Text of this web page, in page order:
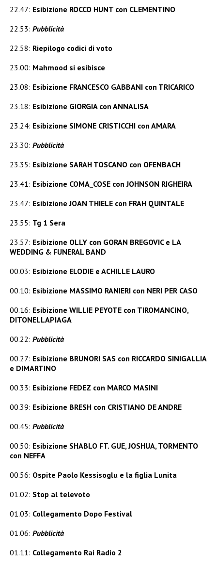
22.47: Esibizione ROCCO HUNT con CLEMENTINO
22.53: Pubblicità
22.58: Riepilogo codici di voto
23.00: Mahmood si esibisce
23.08: Esibizione FRANCESCO GABBANI con TRICARICO
23.18: Esibizione GIORGIA con ANNALISA
23.24: Esibizione SIMONE CRISTICCHI con AMARA
23.30: Pubblicità
23.35: Esibizione SARAH TOSCANO con OFENBACH
23.41: Esibizione COMA_COSE con JOHNSON RIGHEIRA
23.47: Esibizione JOAN THIELE con FRAH QUINTALE
23.55: Tg 1 Sera
23.57: Esibizione OLLY con GORAN BREGOVIC e LA
WEDDING & FUNERAL BAND
00.03: Esibizione ELODIE e ACHILLE LAURO
00.10: Esibizione MASSIMO RANIERI con NERI PER CASO
00.16: Esibizione WILLIE PEYOTE con TIROMANCINO,
DITONELLAPIAGA
00.22: Pubblicità
00.27: Esibizione BRUNORI SAS con RICCARDO SINIGALLIA
e DIMARTINO
00.33: Esibizione FEDEZ con MARCO MASINI
00.39: Esibizione BRESH con CRISTIANO DE ANDRE
00.45: Pubblicità
00.50: Esibizione SHABLO FT. GUE, JOSHUA, TORMENTO
con NEFFA
00.56: Ospite Paolo Kessisoglu e la figlia Lunita
01.02: Stop al televoto
01.03: Collegamento Dopo Festival
01.06: Pubblicità
01.11: Collegamento Rai Radio 2